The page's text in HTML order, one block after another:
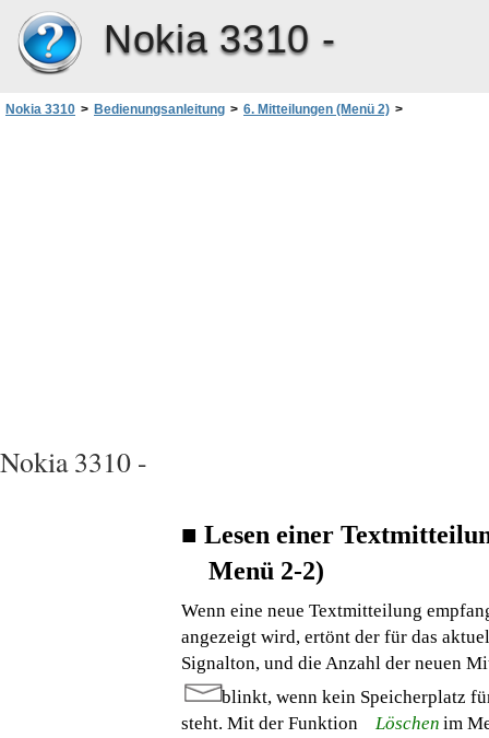
Nokia 3310 -
Nokia 3310 > Bedienungsanleitung > 6. Mitteilungen (Menü 2) >
Nokia 3310 -
■ Lesen einer
Menü 2-2)
Wenn eine neue Textmitteilung
angezeigt wird, ertönt der für das
Signalton, und die Anzahl der neuen
blinkt, wenn kein Speicherplatz
steht. Mit der Funktion
Löschen im